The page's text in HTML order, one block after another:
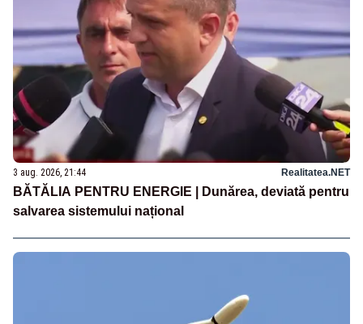
3 aug. 2026, 21:44 Realitatea.NET
BĂTĂLIA PENTRU ENERGIE | Dunărea, deviată pentru
salvarea sistemului național